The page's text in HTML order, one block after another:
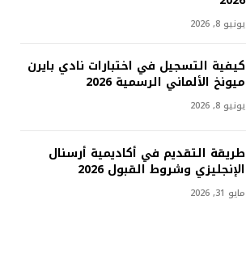
يونيو 8, 2026
كيفية التسجيل في اختبارات نادي بايرن
ميونخ الألماني الرسمية 2026
يونيو 8, 2026
طريقة التقديم في أكاديمية أرسنال
الإنجليزي وشروط القبول 2026
مايو 31, 2026